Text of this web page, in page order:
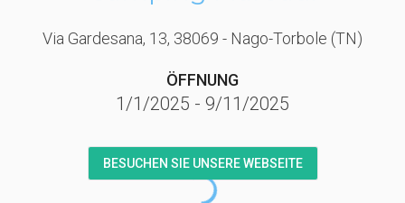
Via Gardesana, 13, 38069 - Nago-Torbole (TN)
ÖFFNUNG
1/1/2025 - 9/11/2025
BESUCHEN SIE UNSERE WEBSEITE